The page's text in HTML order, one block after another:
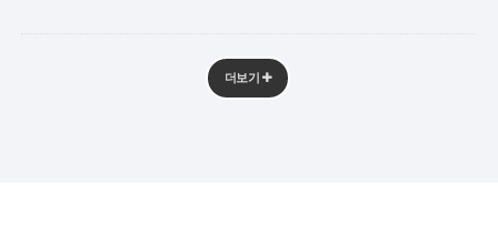
더보기